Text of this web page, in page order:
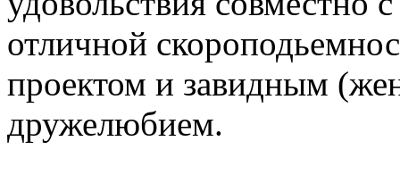
отличной
проектом и завидным
дружелюбием.